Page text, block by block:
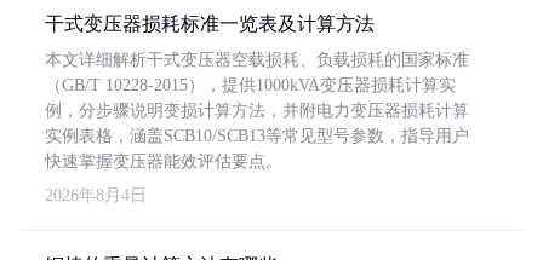
干式变压器损耗标准一览表及计算方法
本文详细解析干式变压器空载损耗、负载损耗的国家标准
（GB/T 10228-2015），提供1000kVA变压器损耗计算实
例，分步骤说明变损计算方法，并附电力变压器损耗计算
实例表格，涵盖SCB10/SCB13等常见型号参数，指导用户
快速掌握变压器能效评估要点。
2026年8月4日